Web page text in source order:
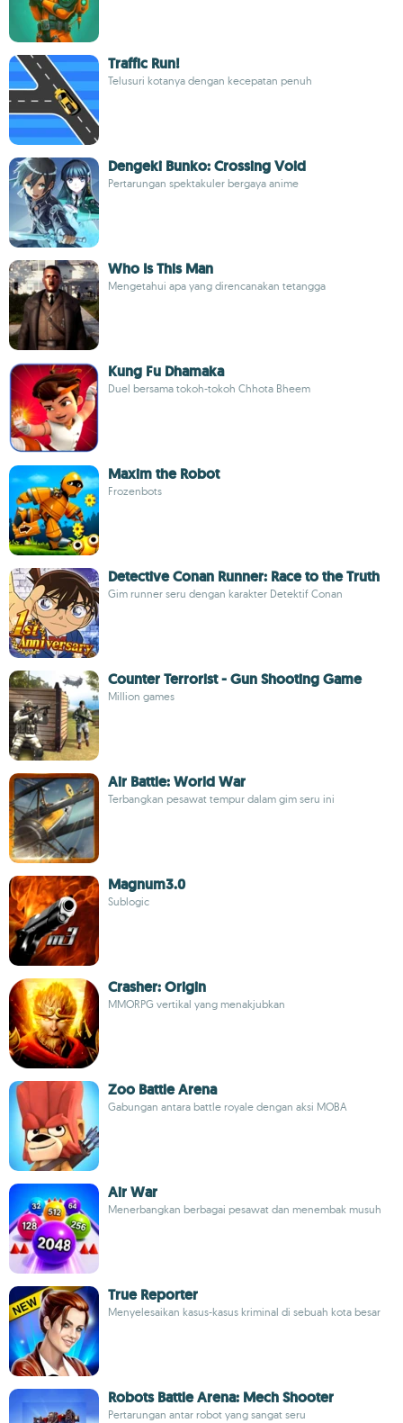
Traffic Run!
Telusuri kotanya dengan kecepatan penuh
Dengeki Bunko: Crossing Void
Pertarungan spektakuler bergaya anime
Who Is This Man
Mengetahui apa yang direncanakan tetangga
Kung Fu Dhamaka
Duel bersama tokoh-tokoh Chhota Bheem
Maxim the Robot
Frozenbots
Detective Conan Runner: Race to the Truth
Gim runner seru dengan karakter Detektif Conan
Counter Terrorist - Gun Shooting Game
Million games
Air Battle: World War
Terbangkan pesawat tempur dalam gim seru ini
Magnum3.0
Sublogic
Crasher: Origin
MMORPG vertikal yang menakjubkan
Zoo Battle Arena
Gabungan antara battle royale dengan aksi MOBA
Air War
Menerbangkan berbagai pesawat dan menembak musuh
True Reporter
Menyelesaikan kasus-kasus kriminal di sebuah kota besar
Robots Battle Arena: Mech Shooter
Pertarungan antar robot yang sangat seru